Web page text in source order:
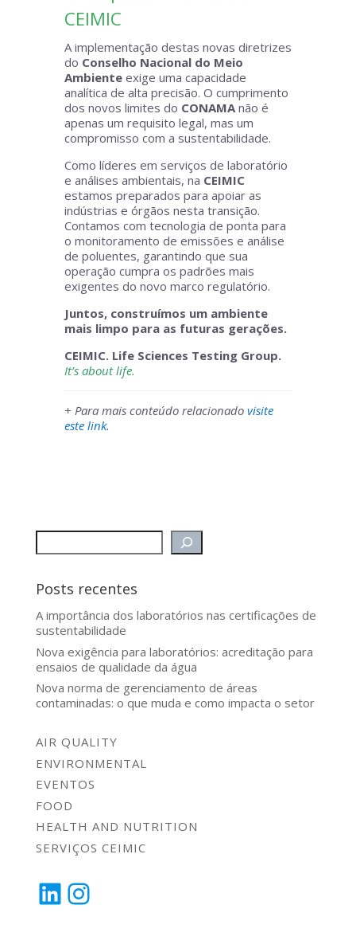
CEIMIC
A implementação destas novas diretrizes
do Conselho Nacional do Meio
Ambienteexige uma capacidade
analítica de alta precisão. O cumprimento
dos novos limites do CONAMAnão é
apenas um requisito legal, mas um
compromisso com a sustentabilidade.
Como líderes em serviços de laboratório
e análises ambientais, na CEIMIC
estamos preparados para apoiar as
indústrias e órgãos nesta transição.
Contamos com tecnologia de ponta para
o monitoramento de emissões e análise
de poluentes, garantindo que sua
operação cumpra os padrões mais
exigentes do novo marco regulatório.
Juntos, construímos um ambiente
mais limpo para as futuras gerações.
CEIMIC. Life Sciences Testing Group.
It’s about life.
+ Para mais conteúdo relacionado visite
este link.
Posts recentes
A importância dos laboratórios nas certificações de
sustentabilidade
Nova exigência para laboratórios: acreditação para
ensaios de qualidade da água
Nova norma de gerenciamento de áreas
contaminadas: o que muda e como impacta o setor
AIR QUALITY
ENVIRONMENTAL
EVENTOS
FOOD
HEALTH AND NUTRITION
SERVIÇOS CEIMIC
LinkedIn
Instagram